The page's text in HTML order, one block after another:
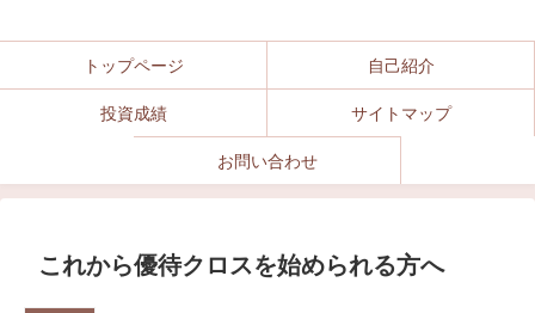
トップページ 自己紹介
投資成績 サイトマップ
お問い合わせ
これから優待クロスを始められる方へ